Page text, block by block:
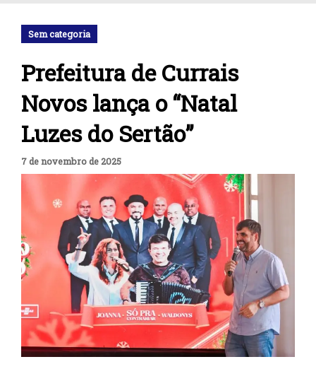
Sem categoria
Prefeitura de Currais
Novos lança o “Natal
Luzes do Sertão”
7 de novembro de 2025